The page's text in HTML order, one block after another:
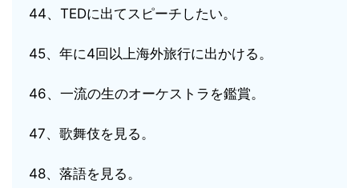
44、TEDに出てスピーチしたい。
45、年に4回以上海外旅行に出かける。
46、一流の生のオーケストラを鑑賞。
47、歌舞伎を見る。
48、落語を見る。